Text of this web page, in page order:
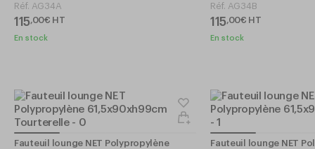
Réf. AG34A
115,00€ HT
En stock
Réf. AG34B
115,00€ HT
En stock
Fauteuil lounge NET Polypropylène Fauteuil lounge NET